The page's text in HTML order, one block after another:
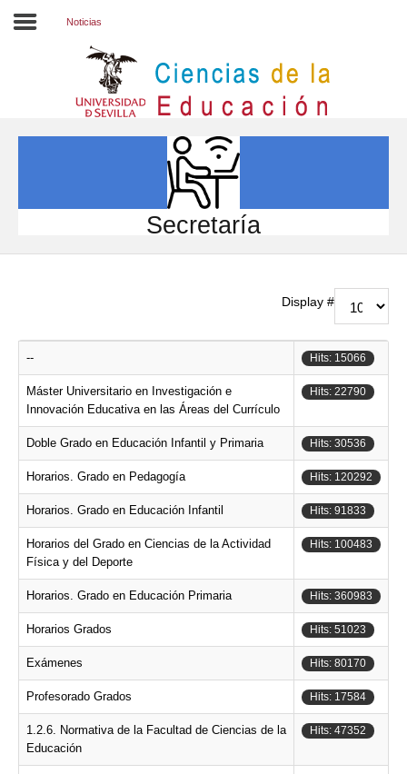
INVESTIGACIÓN
Noticias
Secretaría
Display #
-- Hits: 15066
Máster Universitario en Investigación e
Innovación Educativa en las Áreas del Currículo
Hits: 22790
Doble Grado en Educación Infantil y Primaria Hits: 30536
Horarios. Grado en Pedagogía Hits: 120292
Horarios. Grado en Educación Infantil Hits: 91833
Horarios del Grado en Ciencias de la Actividad
Física y del Deporte
Hits: 100483
Horarios. Grado en Educación Primaria Hits: 360983
Horarios Grados Hits: 51023
Exámenes Hits: 80170
Profesorado Grados Hits: 17584
1.2.6. Normativa de la Facultad de Ciencias de la
Educación
Hits: 47352